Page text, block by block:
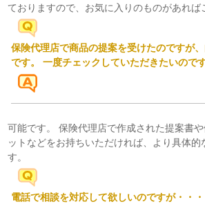
ておりますので、お気に入りのものがあれば
保険代理店で商品の提案を受けたのですが
です。 一度チェックしていただきたいので
可能です。 保険代理店で作成された提案書
ットなどをお持ちいただければ、より具体的
す。
電話で相談を対応して欲しいのですが・・・